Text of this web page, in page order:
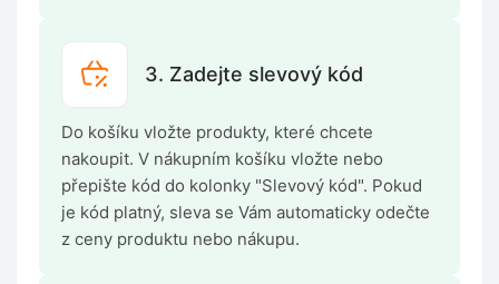
3. Zadejte slevový kód
Do košíku vložte produkty, které chcete
nakoupit. V nákupním košíku vložte nebo
přepište kód do kolonky "Slevový kód". Pokud
je kód platný, sleva se Vám automaticky odečte
z ceny produktu nebo nákupu.